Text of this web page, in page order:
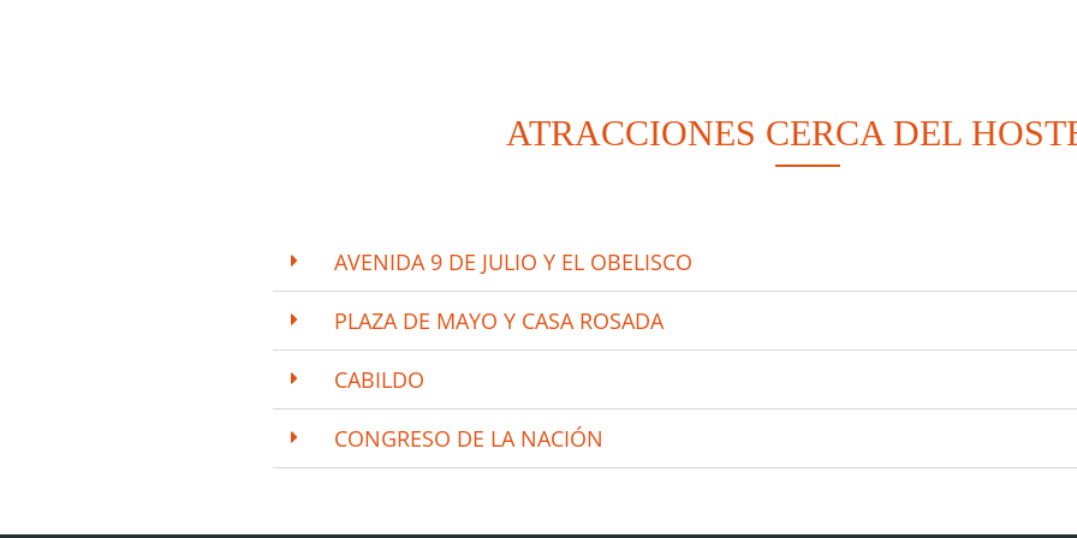
ATRACCIONES CERCA DEL
AVENIDA 9 DE JULIO Y EL OBELISCO
PLAZA DE MAYO Y CASA ROSADA
CABILDO
CONGRESO DE LA NACIÓN